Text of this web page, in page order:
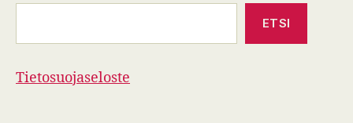
ETSI
Tietosuojaseloste